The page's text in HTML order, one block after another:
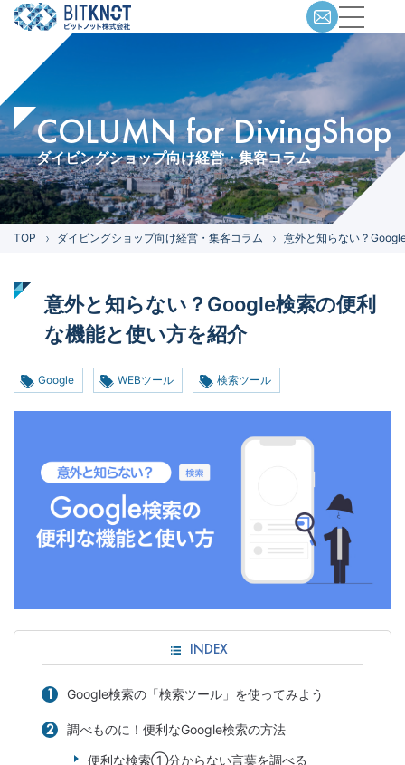
COLUMN for DivingShop
ダイビングショップ向け経営・集客コラム
TOP ダイビングショップ向け経営・集客コラム 意外と知らない？
意外と知らない？Google検索の便利
な機能と使い方を紹介
Google WEBツール 検索ツール
INDEX
Google検索の「検索ツール」を使ってみよう
調べものに！便利なGoogle検索の方法
便利な検索①分からない言葉を調べる